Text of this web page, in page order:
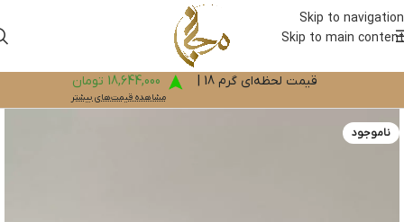
Skip to navigation
Skip to main content
قیمت لحظه‌ای گرم 18 | 18,644,000 تومان
مشاهده قیمت‌های بیشتر
ناموجود